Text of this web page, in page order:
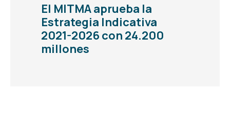
El MITMA aprueba la
Estrategia Indicativa
2021-2026 con 24.200
millones